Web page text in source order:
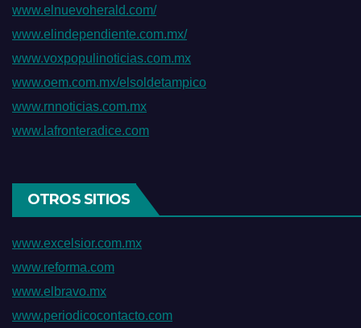
www.elnuevoherald.com/
www.elindependiente.com.mx/
www.voxpopulinoticias.com.mx
www.oem.com.mx/elsoldetampico
www.rnnoticias.com.mx
www.lafronteradice.com
OTROS SITIOS
www.excelsior.com.mx
www.reforma.com
www.elbravo.mx
www.periodicocontacto.com